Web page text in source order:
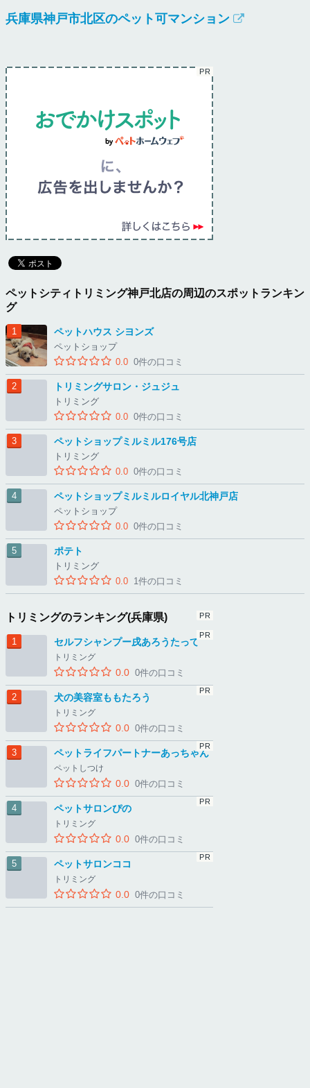
兵庫県神戸市北区のペット可マンション
ペットシティトリミング神戸北店の周辺のスポットランキン
グ
ペットハウス シヨンズ
ペットショップ
0.0 0件の口コミ
トリミングサロン・ジュジュ
トリミング
0.0 0件の口コミ
ペットショップミルミル176号店
トリミング
0.0 0件の口コミ
ペットショップミルミルロイヤル北神戸店
ペットショップ
0.0 0件の口コミ
ポテト
トリミング
0.0 1件の口コミ
トリミングのランキング(兵庫県)
セルフシャンプー戌あろうたって
トリミング
0.0 0件の口コミ
犬の美容室ももたろう
トリミング
0.0 0件の口コミ
ペットライフパートナーあっちゃん
ペットしつけ
0.0 0件の口コミ
ペットサロンぴの
トリミング
0.0 0件の口コミ
ペットサロンココ
トリミング
0.0 0件の口コミ